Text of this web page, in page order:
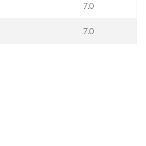
7.0
7.0